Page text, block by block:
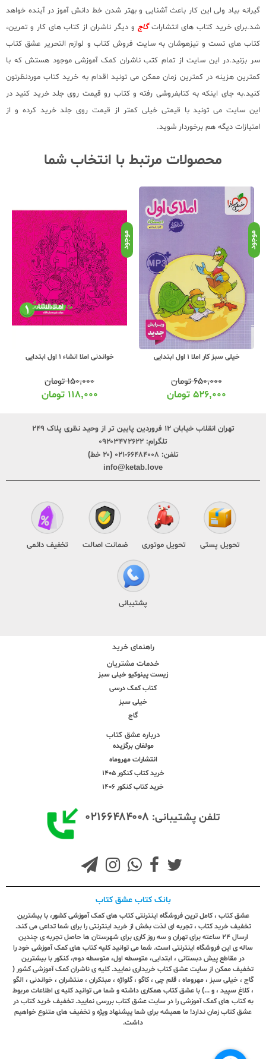
گیرانه بیاد ولی این کار باعث آشنایی و بهتر شدن خط دانش آموز در آینده خواهد
شد.برای خرید کتاب های انتشاراتگاج و دیگر ناشران از کتاب های کار و تمرین،
کتاب های تست و تیزهوشان به سایت فروش کتاب و لوازم التحریر عشق کتاب
سر بزنید.در این سایت از تمام کتب ناشران کمک آموزشی موجود هستش که با
کمترین هزینه در کمترین زمان ممکن می تونید اقدام به خرید کتاب موردنظرتون
کنید.به جای اینکه به کتابفروشی رفته و کتاب رو قیمت روی جلد خرید کنید در
این سایت می تونید با قیمتی خیلی کمتر از قیمت روی جلد خرید کرده و از
امتیازات دیگه هم برخوردار شوید.
محصولات مرتبط با انتخاب شما
موجود
خیلی سبز کار املا 1 اول ابتدایی
۶۵۰,۰۰۰تومان
۵۲۶,۰۰۰ تومان
موجود
خواندنی املا انشاء 1 اول ابتدایی
۱۵۰,۰۰۰تومان
۱۱۸,۰۰۰ تومان
تهران انقلاب خیابان ۱۲ فروردین پایین تر از وحید نظری پلاک ۲۴۹
تلگرام: ۰۹۲۰۳۴۷۲۶۲۲
تلفن: ۶۶۴۸۴۰۰۸-۰۲۱ (۲۰ خط)
info@ketab.love
تحویل پستی تحویل موتوری ضمانت اصالت تخفیف دائمی
پشتیبانی
راهنمای خرید
خدمات مشتریان
زیست پینوکیو خیلی سبز
کتاب کمک درسی
خیلی سبز
گاج
درباره عشق کتاب
مولفان برگزیده
انتشارات مهروماه
خرید کتاب کنکور 1405
خرید کتاب کنکور 1406
تلفن پشتیبانی: ۰۲۱۶۶۴۸۴۰۰۸
بانک کتاب عشق کتاب
عشق کتاب ، کامل ترین فروشگاه اینترنتی کتاب های کمک آموزشی کشور، با بیشترین
تخفیف خرید کتاب ، تجربه ای لذت بخش از خرید اینترنتی را برای شما تداعی می کند.
ارسال ٢٤ ساعته برای تهران و سه روز کاری برای شهرستان ها حاصل تجربه ی چندین
ساله ی این فروشگاه اینترنتی است. شما می توانید کلیه کتاب های کمک آموزشی خود را
در مقاطع پیش دبستانی ، ابتدایی، متوسطه اول، متوسطه دوم، کنکور با بیشترین
تخفیف ممکن از سایت عشق کتاب خریداری نمایید. کلیه ی ناشران کمک آموزشی کشور (
گاج ، خیلی سبز ، مهروماه ، قلم چی ، کاگو ، گلواژه ، مبتکران ، منتشران ، خواندنی ، الگو
، کلاغ سپید ، و ...) با عشق کتاب همکاری داشته و شما می توانید کلیه ی اطلاعات مربوط
به کتاب های کمک آموزشی را در سایت عشق کتاب بررسی نمایید. تخفیف خرید کتاب در
عشق کتاب زمان ندارد! ما همیشه برای شما پیشنهاد ویژه و تخفیف های متنوع خواهیم
داشت.